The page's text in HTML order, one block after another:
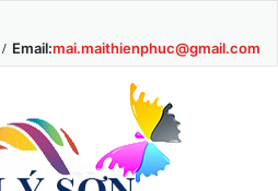
Email:mai.maithienphuc@gmail.com